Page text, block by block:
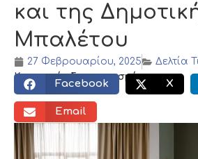
και της
Μπαλέτου
27 Φεβρουαρίου, 2025
Δελτία
Κοινωνικός διαμοιρασμός:
Facebook X
Email